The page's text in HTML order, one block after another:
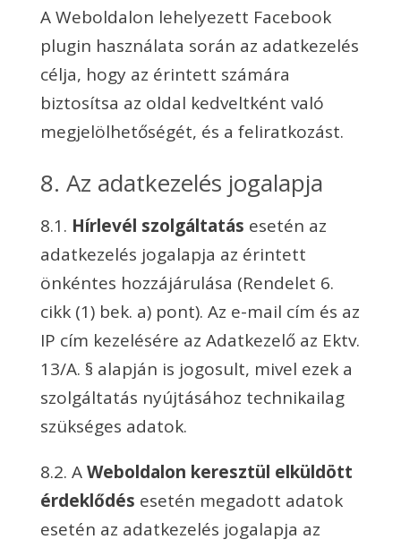
A Weboldalon lehelyezett Facebook
plugin használata során az adatkezelés
célja, hogy az érintett számára
biztosítsa az oldal kedveltként való
megjelölhetőségét, és a feliratkozást.
8. Az adatkezelés jogalapja
8.1. Hírlevél szolgáltatás esetén az
adatkezelés jogalapja az érintett
önkéntes hozzájárulása (Rendelet 6.
cikk (1) bek. a) pont). Az e-mail cím és az
IP cím kezelésére az Adatkezelő az Ektv.
13/A. § alapján is jogosult, mivel ezek a
szolgáltatás nyújtásához technikailag
szükséges adatok.
8.2. AWeboldalon keresztül elküldött
érdeklődés esetén megadott adatok
esetén az adatkezelés jogalapja az